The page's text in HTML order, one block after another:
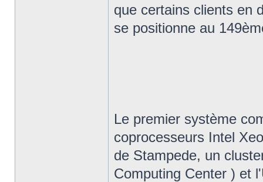
que certains clients en
se positionne au
Le premier système
coprocesseurs Intel
de Stampede, un
Computing Center ) et